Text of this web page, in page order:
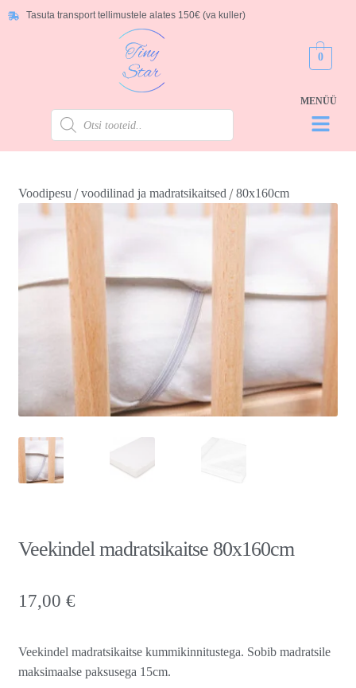
Tasuta transport tellimustele alates 150€ (va kuller)
0
Voodipesu/voodilinad ja madratsikaitsed/80x160cm
Veekindel madratsikaitse 80x160cm
17,00 €
Veekindel madratsikaitse kummikinnitustega. Sobib madratsile
maksimaalse paksusega 15cm.